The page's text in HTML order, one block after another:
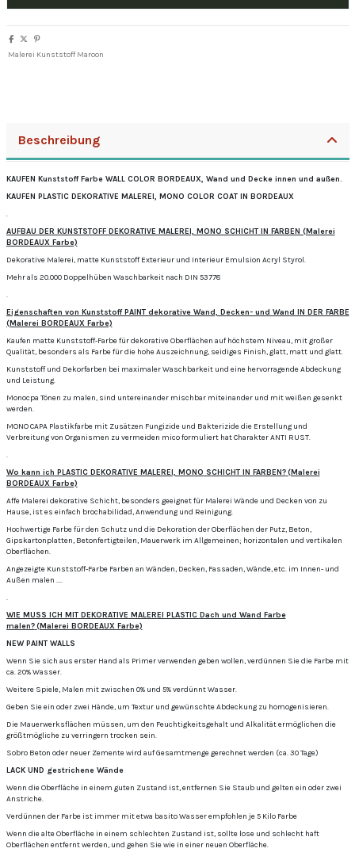
Malerei Kunststoff Maroon
Beschreibung
KAUFEN Kunststoff Farbe WALL COLOR BORDEAUX, Wand und Decke innen und außen.
KAUFEN PLASTIC DEKORATIVE MALEREI, MONO COLOR COAT IN BORDEAUX
.
AUFBAU DER KUNSTSTOFF DEKORATIVE MALEREI, MONO SCHICHT IN FARBEN (Malerei
BORDEAUX Farbe)
Dekorative Malerei, matte Kunststoff Exterieur und Interieur Emulsion Acryl Styrol.
Mehr als 20.000 Doppelhüben Waschbarkeit nach DIN 53778
.
Eigenschaften von Kunststoff PAINT dekorative Wand, Decken- und Wand IN DER FARBE
(Malerei BORDEAUX Farbe)
Kaufen matte Kunststoff-Farbe für dekorative Oberflächen auf höchstem Niveau, mit großer
Qualität, besonders als Farbe für die hohe Auszeichnung, seidiges Finish, glatt, matt und glatt.
Kunststoff und Dekorfarben bei maximaler Waschbarkeit und eine hervorragende Abdeckung
und Leistung.
Monocpa Tönen zu malen, sind untereinander mischbar miteinander und mit weißen gesenkt
werden.
MONO CAPA Plastikfarbe mit Zusätzen Fungizide und Bakterizide die Erstellung und
Verbreitung von Organismen zu vermeiden mico formuliert hat Charakter ANTI RUST.
.
Wo kann ich PLASTIC DEKORATIVE MALEREI, MONO SCHICHT IN FARBEN? (Malerei
BORDEAUX Farbe)
Affe Malerei dekorative Schicht, besonders geeignet für Malerei Wände und Decken von zu
Hause, ist es einfach brochabilidad, Anwendung und Reinigung.
Hochwertige Farbe für den Schutz und die Dekoration der Oberflächen der Putz, Beton,
Gipskartonplatten, Betonfertigteilen, Mauerwerk im Allgemeinen; horizontalen und vertikalen
Oberflächen.
Angezeigte Kunststoff-Farbe Farben an Wänden, Decken, Fassaden, Wände, etc. im Innen- und
Außen malen ....
.
WIE MUSS ICH MIT DEKORATIVE MALEREI PLASTIC Dach und Wand Farbe
malen? (Malerei BORDEAUX Farbe)
NEW PAINT WALLS
Wenn Sie sich aus erster Hand als Primer verwenden geben wollen, verdünnen Sie die Farbe mit
ca. 20% Wasser.
Weitere Spiele, Malen mit zwischen 0% und 5% verdünnt Wasser.
Geben Sie ein oder zwei Hände, um Textur und gewünschte Abdeckung zu homogenisieren.
Die Mauerwerksflächen müssen, um den Feuchtigkeitsgehalt und Alkalität ermöglichen die
größtmögliche zu verringern trocken sein.
Sobro Beton oder neuer Zemente wird auf Gesamtmenge gerechnet werden (ca. 30 Tage)
LACK UND gestrichene Wände
Wenn die Oberfläche in einem guten Zustand ist, entfernen Sie Staub und gelten ein oder zwei
Anstriche.
Verdünnen der Farbe ist immer mit etwa basito Wasser empfohlen je 5 Kilo Farbe
Wenn die alte Oberfläche in einem schlechten Zustand ist, sollte lose und schlecht haft
Oberflächen entfernt werden, und gehen Sie wie in einer neuen Oberfläche.